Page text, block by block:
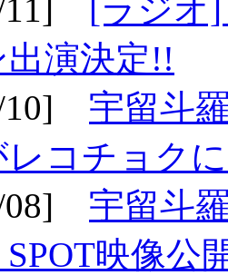
11] [ラジオ
演決定!!
10] 宇留斗
コチョク
08] 宇留斗
映像公